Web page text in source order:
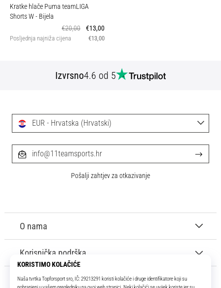
Kratke hlače Puma teamLIGA
Shorts W- Bijela
€20,00
€13,00
Posljednja najniža cijena €13,00
Izvrsno4.6 od 5
O nama
Korisnička podrška
EUR - Hrvatska (Hrvatski)
info@11teamsports.hr
Pošalji zahtjev za otkazivanje